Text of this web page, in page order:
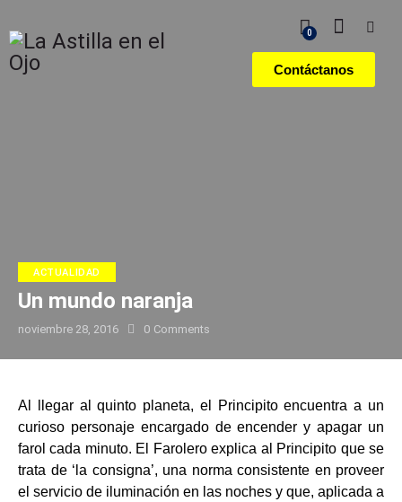
0
Contáctanos
ACTUALIDAD
Un mundo naranja
noviembre 28, 2016 0 Comments
Al llegar al quinto planeta, el Principito encuentra a un
curioso personaje encargado de encender y apagar un
farol cada minuto. El Farolero explica al Principito que se
trata de ‘la consigna’, una norma consistente en proveer
el servicio de iluminación en las noches y que, aplicada a